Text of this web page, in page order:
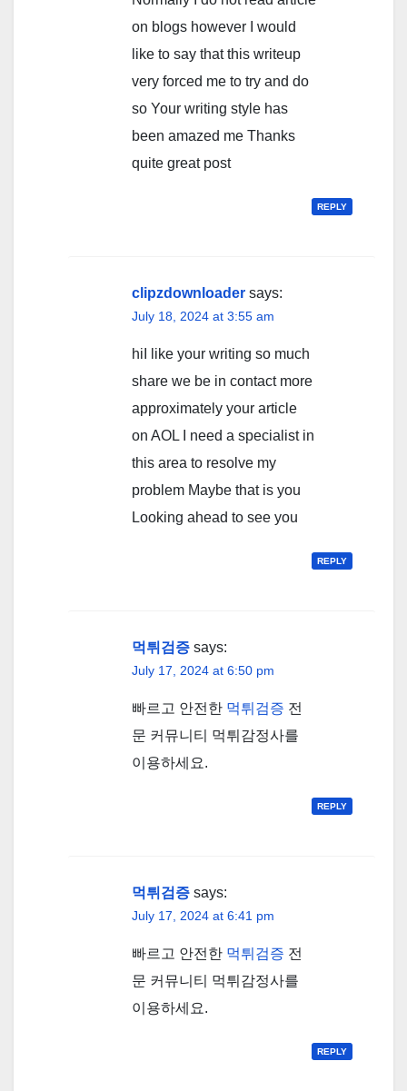
on blogs however I would
like to say that this writeup
very forced me to try and do
so Your writing style has
been amazed me Thanks
quite great post
REPLY
clipzdownloader says:
July 18, 2024 at 3:55 am
hiI like your writing so much
share we be in contact more
approximately your article
on AOL I need a specialist in
this area to resolve my
problem Maybe that is you
Looking ahead to see you
REPLY
먹튀검증 says:
July 17, 2024 at 6:50 pm
빠르고 안전한 먹튀검증 전
문 커뮤니티 먹튀감정사를
이용하세요.
REPLY
먹튀검증 says:
July 17, 2024 at 6:41 pm
빠르고 안전한 먹튀검증 전
문 커뮤니티 먹튀감정사를
이용하세요.
REPLY